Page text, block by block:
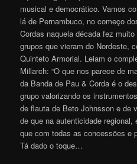
musical e democrático. Vamos
lá de Pernambuco, no começo
Cordas naquela década fez
grupos que vieram do Nordeste,
Quinteto Armorial. Leiam o
Millarch: “O que nos parece de
da Banda de Pau & Corda é o
grupo valorizando os
de flauta de Beto Johnsson e de
de que na autenticidade
que com todas as concessões e
Tá dado o toque…